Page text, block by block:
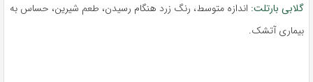
گلابی بارتلت: اندازه متوسط، رنگ زرد هنگام رسیدن، طعم شیرین، حساس به
بیماری آتشک.